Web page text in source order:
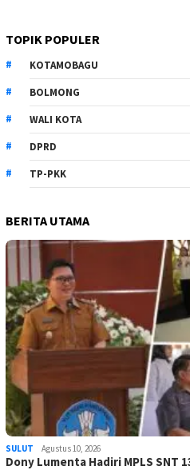
TOPIK POPULER
KOTAMOBAGU
BOLMONG
WALI KOTA
DPRD
TP-PKK
BERITA UTAMA
SULUT Agustus 10, 2026
Dony Lumenta Hadiri MPLS SNT